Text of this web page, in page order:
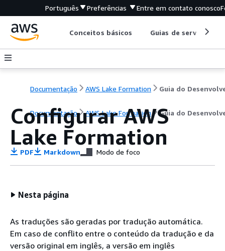
Português Preferências Entre em contato conosco
Conceitos básicos Guias de serviço
Documentação AWS Lake Formation
Documentação AWS Lake Formation Guia do
Configurar AWS
Lake Formation
PDF Markdown Modo de foco
Nesta página
As traduções são geradas por tradução automática.
Em caso de conflito entre o conteúdo da tradução e da
versão original em inglês, a versão em inglês